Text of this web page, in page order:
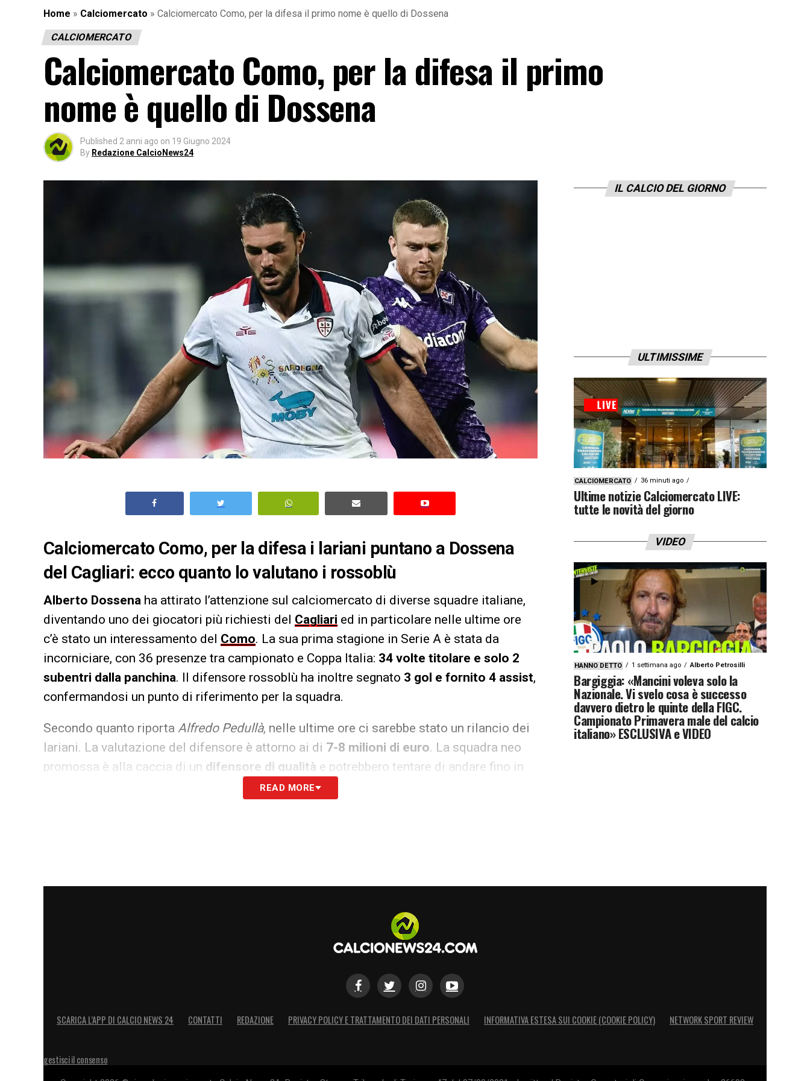
Home » Calciomercato » Calciomercato Como, per la difesa il primo nome è quello di Dossena
CALCIOMERCATO
Calciomercato Como, per la difesa il primo
nome è quello di Dossena
Published 2 anni ago on 19 Giugno 2024
By Redazione CalcioNews24
Calciomercato Como, per la difesa i lariani puntano a Dossena
del Cagliari: ecco quanto lo valutano i rossoblù
Alberto Dossena ha attirato l’attenzione sul calciomercato di diverse squadre italiane,
diventando uno dei giocatori più richiesti del Cagliari ed in particolare nelle ultime ore
c’è stato un interessamento del Como. La sua prima stagione in Serie A è stata da
incorniciare, con 36 presenze tra campionato e Coppa Italia: 34 volte titolare e solo 2
subentri dalla panchina. Il difensore rossoblù ha inoltre segnato 3 gol e fornito 4 assist,
confermandosi un punto di riferimento per la squadra.
Secondo quanto riporta Alfredo Pedullà, nelle ultime ore ci sarebbe stato un rilancio dei
lariani. La valutazione del difensore è attorno ai di 7-8 milioni di euro. La squadra neo
promossa è alla caccia di un difensore di qualità e potrebbero tentare di andare fino in
READ MORE
IL CALCIO DEL GIORNO
ULTIMISSIME
CALCIOMERCATO 36 minuti ago
Ultime notizie Calciomercato LIVE:
tutte le novità del giorno
VIDEO
HANNO DETTO 1 settimana ago Alberto Petrosilli
Bargiggia: «Mancini voleva solo la
Nazionale. Vi svelo cosa è successo
davvero dietro le quinte della FIGC.
Campionato Primavera male del calcio
italiano» ESCLUSIVA e VIDEO
SCARICA L’APP DI CALCIO NEWS 24 CONTATTI REDAZIONE PRIVACY POLICY E TRATTAMENTO DEI DATI PERSONALI INFORMATIVA ESTESA SUI COOKIE (COOKIE POLICY) NETWORK SPORT REVIEW
gestisci il consenso